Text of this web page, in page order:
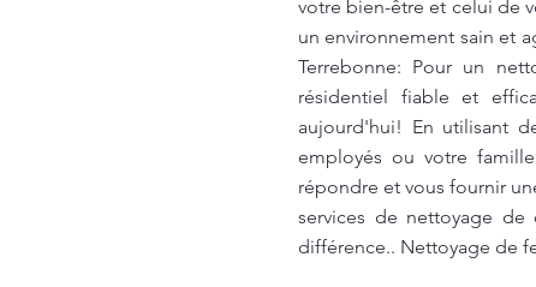
votre bien-être et celui de
un environnement sain et
Terrebonne: Pour un
résidentiel fiable et
aujourd'hui! En utilisant
employés ou votre
répondre et vous fournir
services de nettoyage
différence.. Nettoyage de